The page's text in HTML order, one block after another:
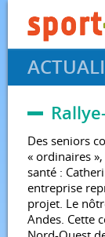
Des seniors
« ordinaires
santé :
entreprise
projet. Le
Andes. Cette